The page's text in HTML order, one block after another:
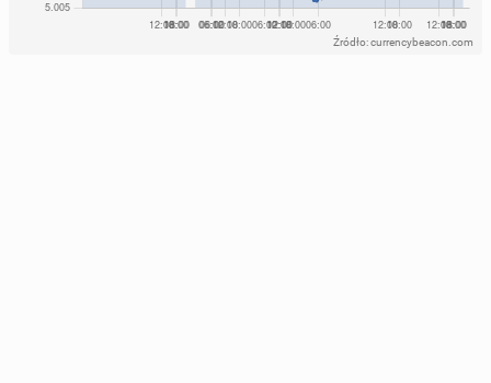
Źródło: currencybeacon.com